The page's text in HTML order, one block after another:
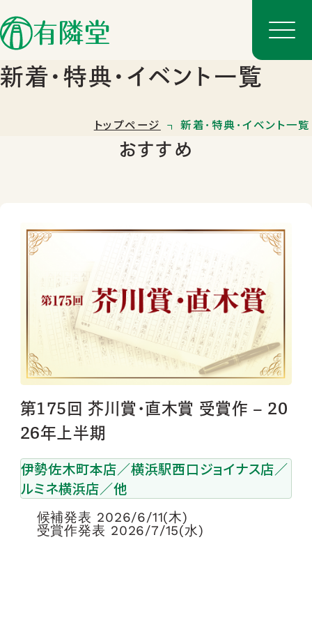
店舗一覧
店舗のご案内
新着･特典･イベント一覧
トップページ 新着･特典･イベント一覧
おすすめ
第175回 芥川賞･直木賞 受賞作 – 20
26年上半期
伊勢佐木町本店／横浜駅西口ジョイナス店／
ルミネ横浜店／他
候補発表 2026/6/11(木)
受賞作発表 2026/7/15(水)